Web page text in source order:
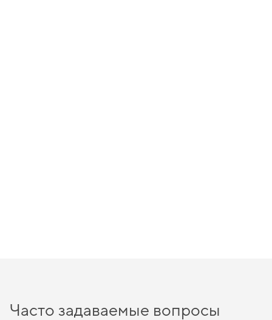
Часто задаваемые вопросы